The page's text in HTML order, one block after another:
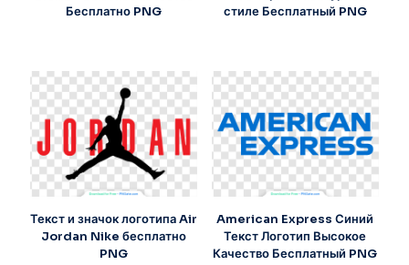
Бесплатно PNG
стиле Бесплатный PNG
Текст и значок логотипа Air
Jordan Nike бесплатно
PNG
American Express Синий
Текст Логотип Высокое
Качество Бесплатный PNG